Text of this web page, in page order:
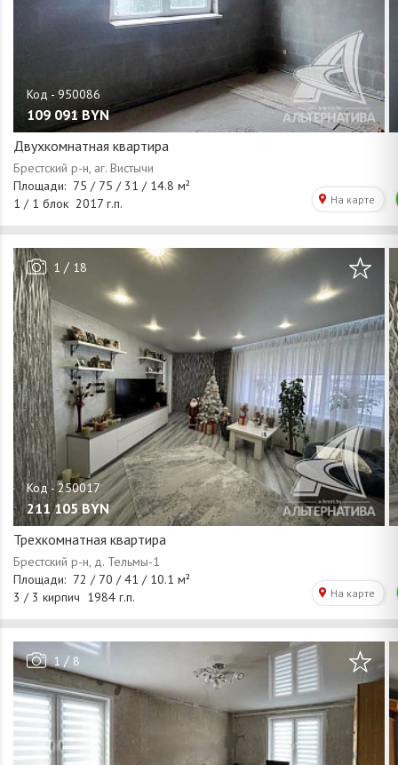
109 091 BYN
Двухкомнатная квартира
1 / 18
211 105 BYN
Трехкомнатная квартира
1 / 8